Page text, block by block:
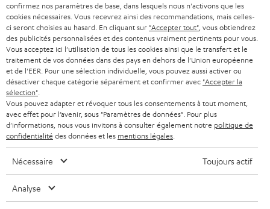
confirmez nos paramètres de base, dans lesquels nous n'activons que les
cookies nécessaires. Vous recevrez ainsi des recommandations, mais celles-
ci seront choisies au hasard. En cliquant sur "Accepter tout" , vous obtiendrez
des publicités personnalisées et des contenus vraiment pertinents pour vous.
Vous acceptez ici l'utilisation de tous les cookies ainsi que le transfert et le
traitement de vos données dans des pays en dehors de l'Union européenne
et de l'EER. Pour une sélection individuelle, vous pouvez aussi activer ou
désactiver chaque catégorie séparément et confirmer avec "Accepter la
sélection"
Vous pouvez adapter et révoquer tous les consentements à tout moment,
avec effet pour l’avenir, sous "Paramètres de données". Pour plus
d'informations, nous vous invitons à consulter également notre politique de
confidentialité des données et les mentions légales
Nécessaire Toujours actif
Analyse